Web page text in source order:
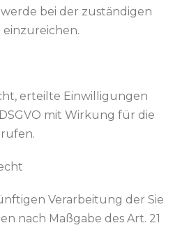
bei der zuständigen
erteilte Einwilligungen
mit Wirkung für die
Verarbeitung der Sie
nach Maßgabe des Art. 21